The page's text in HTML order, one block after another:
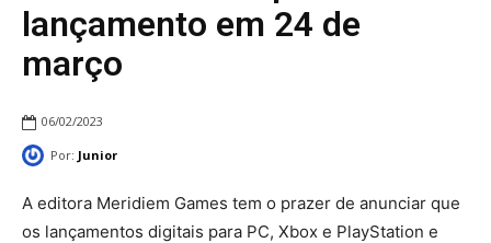
lançamento em 24 de
março
06/02/2023
Por: Junior
A editora Meridiem Games tem o prazer de anunciar que
os lançamentos digitais para PC, Xbox e PlayStation e